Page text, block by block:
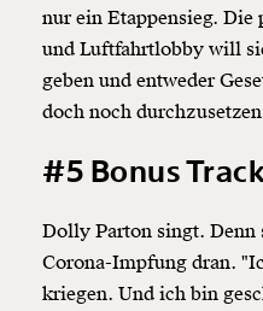
nur ein Etappensieg. Die
und Luftfahrtlobby will
geben und entweder
doch noch
#5 Bonus
Dolly Parton singt.
Corona-Impfung dran.
kriegen. Und ich bin